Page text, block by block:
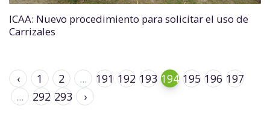
ICAA: Nuevo procedimiento para solicitar el uso de
Carrizales
‹ 1 2 ... 191 192 193 194 195 196 197
...
292 293 ›